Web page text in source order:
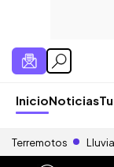
InicioNoticias
Terremotos